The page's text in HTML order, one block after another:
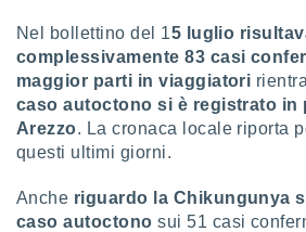
dati
sulla
quale
Per
o
Nel bollettino del 15 luglio
complessivamente 83 casi
maggior parti in viaggiatori
caso autoctono si è registrato in
Arezzo. La cronaca locale riporta
questi ultimi giorni.
Anche riguardo la Chikungunya
caso autoctono sui 51 casi